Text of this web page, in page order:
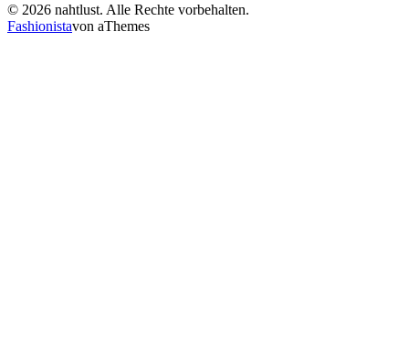
© 2026 nahtlust. Alle Rechte vorbehalten.
Fashionistavon aThemes